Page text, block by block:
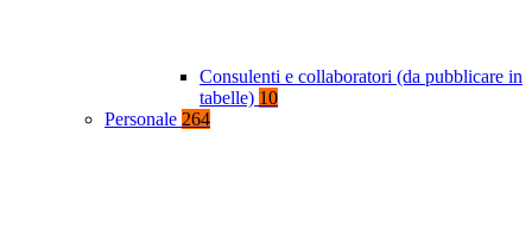
Consulenti e collaboratori (da pubblicare in
tabelle) 10
Personale 264